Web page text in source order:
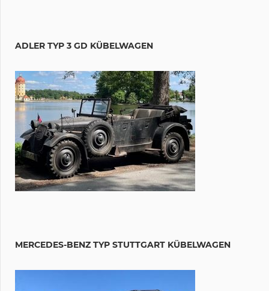
ADLER TYP 3 GD KÜBELWAGEN
MERCEDES-BENZ TYP STUTTGART KÜBELWAGEN